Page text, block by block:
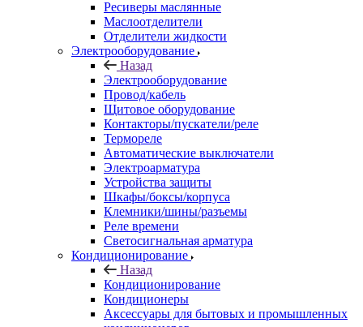
Ресиверы маслянные
Маслоотделители
Отделители жидкости
Электрооборудование
Назад
Электрооборудование
Провод/кабель
Щитовое оборудование
Контакторы/пускатели/реле
Термореле
Автоматические выключатели
Электроарматура
Устройства защиты
Шкафы/боксы/корпуса
Клемники/шины/разъемы
Реле времени
Светосигнальная арматура
Кондиционирование
Назад
Кондиционирование
Кондиционеры
Аксессуары для бытовых и промышленных